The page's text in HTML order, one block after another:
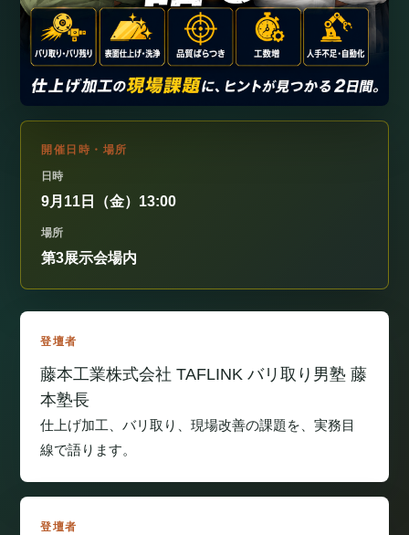
開催日時・場所
日時
9月11日（金）13:00
場所
第3展示会場内
登壇者
藤本工業株式会社 TAFLINK バリ取り男塾 藤
本塾長
仕上げ加工、バリ取り、現場改善の課題を、実務目
線で語ります。
登壇者